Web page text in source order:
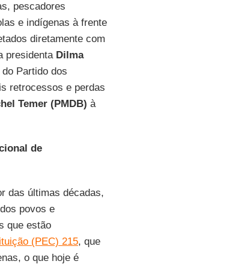
pescadores
e indígenas à frente
diretamente com
presidenta Dilma
Partido dos
retrocessos e perdas
Temer (PMDB) à
de
das últimas décadas,
povos e
que estão
(PEC) 215, que
o que hoje é